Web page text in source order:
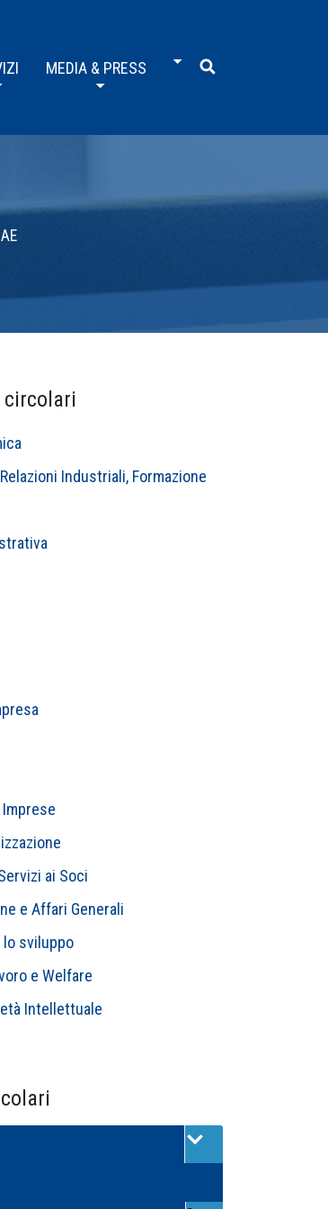
MEDIA & PRESS
circolari
Industriali, Formazione
ai Soci
e Affari Generali
sviluppo
e Welfare
Intellettuale